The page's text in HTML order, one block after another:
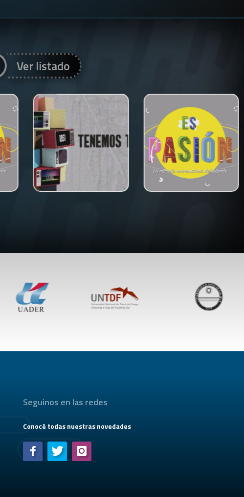
Ver listado
Seguinos en las redes
Conocé todas nuestras novedades